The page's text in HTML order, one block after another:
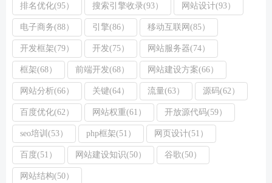
排名优化(95） 搜索引擎收录(93） 网站设计(93）
电子商务(88） 引擎(86） 移动互联网(85）
开发框架(79） 开发(75） 网站服务器(74）
框架(68） 前端开发(68） 网站建设方案(66）
网站分析(66） 关键(64） 流量(63） 源码(62）
百度优化(62） 网站权重(61） 开放源代码(59）
seo培训(53） php框架(51） 网页设计(51）
百度(51） 网站建设知识(50） 谷歌(50）
网站结构(50）